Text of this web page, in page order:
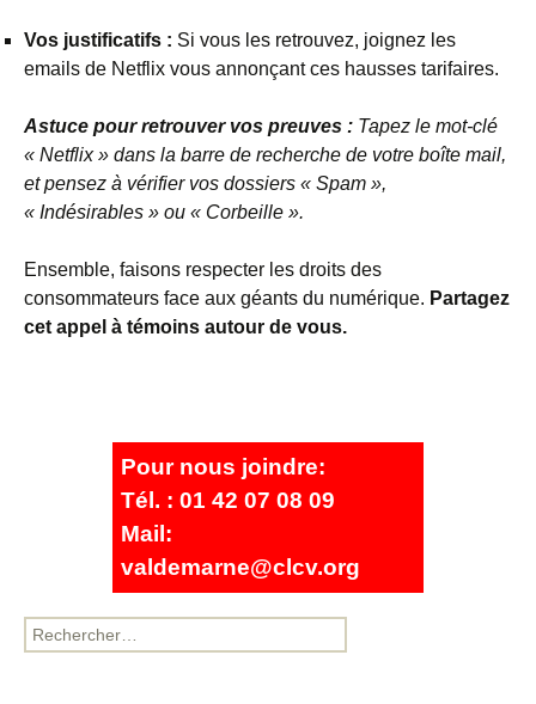
Vos justificatifs : Si vous les retrouvez, joignez les
emails de Netflix vous annonçant ces hausses tarifaires.
Astuce pour retrouver vos preuves : Tapez le mot-clé
« Netflix » dans la barre de recherche de votre boîte mail,
et pensez à vérifier vos dossiers « Spam »,
« Indésirables » ou « Corbeille ».
Ensemble, faisons respecter les droits des
consommateurs face aux géants du numérique. Partagez
cet appel à témoins autour de vous.
Pour nous joindre:
Tél. : 01 42 07 08 09
Mail:
valdemarne@clcv.org